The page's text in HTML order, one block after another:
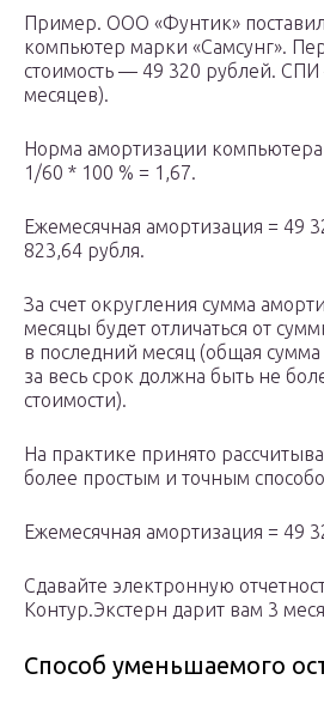
Пример. ООО «Фунтик»
компьютер марки «Самсунг».
стоимость — 49 320 рублей.
месяцев).
Норма амортизации компьютера
1/60 * 100 % = 1,67.
Ежемесячная амортизация = 49
823,64 рубля.
За счет округления сумма
месяцы будет отличаться от
в последний месяц (общая
за весь срок должна быть не
стоимости).
На практике принято
более простым и точным
Ежемесячная амортизация = 49
Сдавайте электронную
Контур.Экстерн дарит вам 3
Способ уменьшаемого